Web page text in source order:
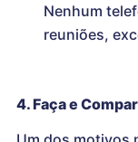
Nenhum
reuniões,
4. Faça e